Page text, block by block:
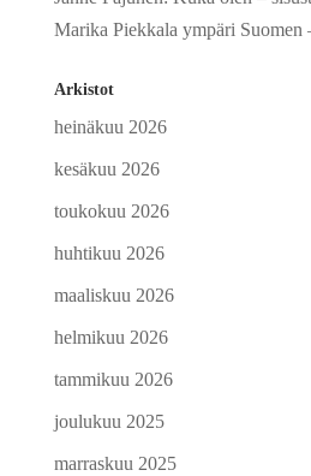
Marika Piekkala ympäri Suomen
Arkistot
heinäkuu 2026
kesäkuu 2026
toukokuu 2026
huhtikuu 2026
maaliskuu 2026
helmikuu 2026
tammikuu 2026
joulukuu 2025
marraskuu 2025